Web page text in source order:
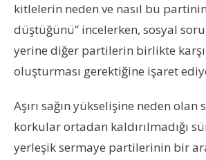
kitlelerin neden ve nasıl bu partinin
düştüğünü” incelerken, sosyal
yerine diğer partilerin birlikte
oluşturması gerektiğine işaret
Aşırı sağın yükselişine neden olan
korkular ortadan kaldırılmadığı
yerleşik sermaye partilerinin bir